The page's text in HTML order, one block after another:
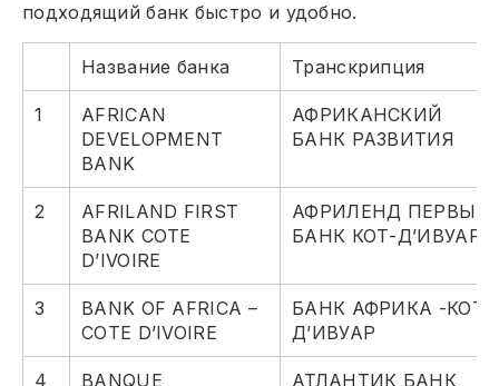
подходящий банк быстро и удобно.
Название банка Транскрипция
1
AFRICAN
DEVELOPMENT
BANK
АФРИКАНСКИЙ
БАНК РАЗВИТИЯ
2
AFRILAND FIRST
BANK COTE
D’IVOIRE
АФРИЛЕНД ПЕРВЫЙ
БАНК КОТ-Д’ИВУАР
3
BANK OF AFRICA –
COTE D’IVOIRE
БАНК АФРИКА -КОТ-
Д’ИВУАР
4
BANQUE
АТЛАНТИК БАНК